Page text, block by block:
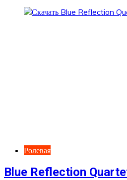
Ролевая
Blue Reflection